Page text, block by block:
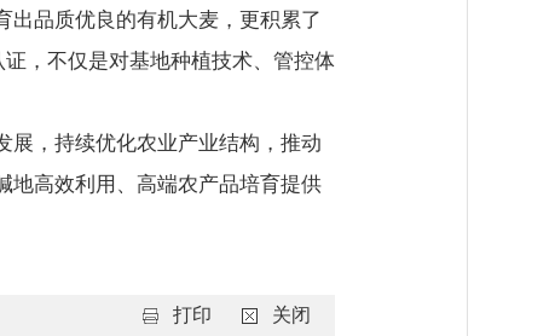
品质优良的有机大麦，更积累了
，不仅是对基地种植技术、管控体
，持续优化农业产业结构，推动
地高效利用、高端农产品培育提供
打印 关闭